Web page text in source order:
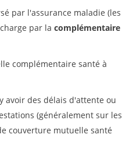
par l'assurance maladie (les
par la complémentaire
complémentaire santé à
avoir des délais d'attente ou
(généralement sur les
couverture mutuelle santé